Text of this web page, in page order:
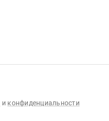
и конфиденциальности